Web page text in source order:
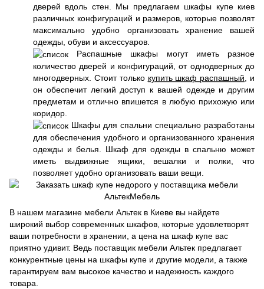
дверей вдоль стен. Мы предлагаем шкафы купе киев
различных конфигураций и размеров, которые позволят
максимально удобно организовать хранение вашей
одежды, обуви и аксессуаров.
Распашные шкафы могут иметь разное
количество дверей и конфигураций, от однодверных до
многодверных. Стоит только купить шкаф распашный , и
он обеспечит легкий доступ к вашей одежде и другим
предметам и отлично впишется в любую прихожую или
коридор.
Шкафы для спальни специально разработаны
для обеспечения удобного и организованного хранения
одежды и белья. Шкаф для одежды в спальню может
иметь выдвижные ящики, вешалки и полки, что
позволяет удобно организовать ваши вещи.
В нашем магазине мебели Альтек в Киеве вы найдете
широкий выбор современных шкафов, которые удовлетворят
ваши потребности в хранении, а цена на шкаф купе вас
приятно удивит. Ведь поставщик мебели Альтек предлагает
конкурентные цены на шкафы купе и другие модели, а также
гарантируем вам высокое качество и надежность каждого
товара.